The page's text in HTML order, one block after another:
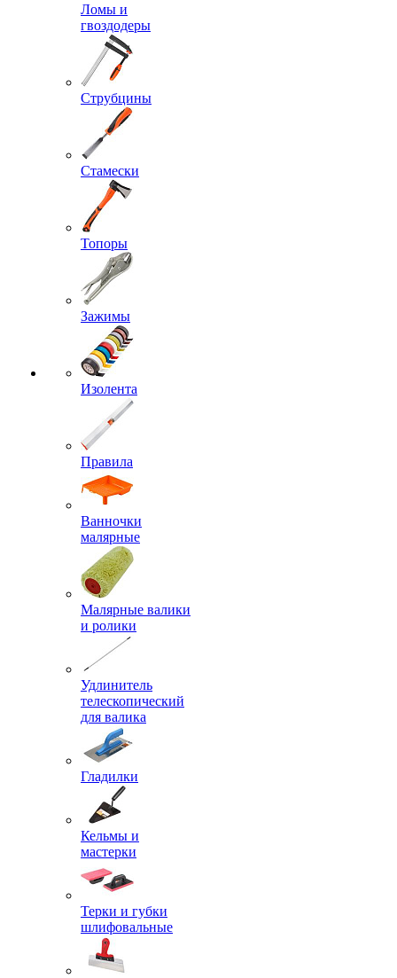
Ломы и
гвоздодеры
Струбцины
Стамески
Топоры
Зажимы
Изолента
Правила
Ванночки
малярные
Малярные валики
и ролики
Удлинитель
телескопический
для валика
Гладилки
Кельмы и
мастерки
Терки и губки
шлифовальные